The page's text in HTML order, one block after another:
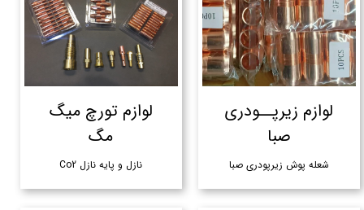
لوازم زیرپــودری
صبا
شعله پوش زیرپودری صبا
لوازم تورچ میگ
مگ
نازل و پایه نازل Co2